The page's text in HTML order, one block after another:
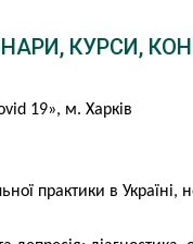
КУРСИ,
19», м. Харків
практики в Україні,